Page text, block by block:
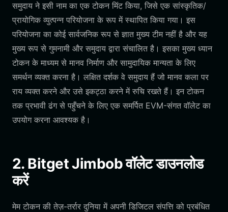
समुदाय ने इसी नाम का एक टोकन मिंट किया, जिसे एक सांस्कृतिक/
प्रायोगिक व्युत्पन्न परियोजना के रूप में स्थापित किया गया। इस
परियोजना का कोई सार्वजनिक रूप से ज्ञात मुख्य टीम नहीं है और यह
मुख्य रूप से गुमनामी और समुदाय द्वारा संचालित है। इसका मुख्य ध्यान
टोकन के माध्यम से मानव निर्माण और सामुदायिक मान्यता के लिए
समर्थन व्यक्त करना है। लक्षित दर्शक वे समुदाय हैं जो मानव कला पर
राय व्यक्त करने और उसे इकट्ठा करने में रुचि रखते हैं। इन टोकन
तक प्रभावी ढंग से पहुँचने के लिए एक समर्पित EVM-संगत वॉलेट का
उपयोग करना आवश्यक है।
2. Bitget Jimbob वॉलेट डाउनलोड
करें
मेम टोकन की तेज़-तर्रार दुनिया में अपनी डिजिटल संपत्ति को प्रबंधित